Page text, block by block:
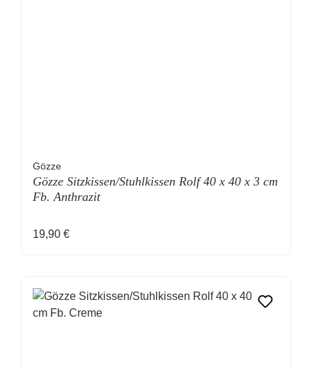
Gözze
Gözze Sitzkissen/Stuhlkissen Rolf 40 x 40 x 3 cm
Fb. Anthrazit
Regulärer Preis:
19,90 €